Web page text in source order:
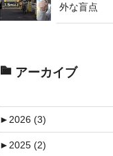
外な盲点
アーカイブ
►2026 (3)
►2025 (2)